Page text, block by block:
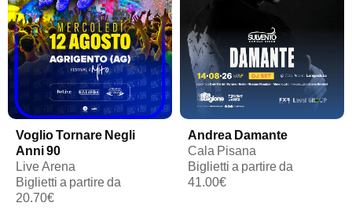
Voglio Tornare Negli
Anni 90
Live Arena
Biglietti a partire da
20.70€
Andrea Damante
Cala Pisana
Biglietti a partire da
41.00€